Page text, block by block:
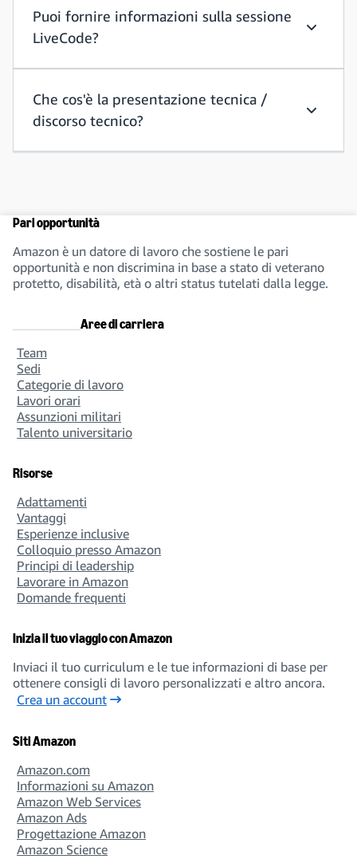
Puoi fornire informazioni sulla sessione
LiveCode?
Che cos'è la presentazione tecnica /
discorso tecnico?
Pari opportunità
Amazon è un datore di lavoro che sostiene le pari
opportunità e non discrimina in base a stato di veterano
protetto, disabilità, età o altri status tutelati dalla legge.
Aree di carriera
Team
Sedi
Categorie di lavoro
Lavori orari
Assunzioni militari
Talento universitario
Risorse
Adattamenti
Vantaggi
Esperienze inclusive
Colloquio presso Amazon
Principi di leadership
Lavorare in Amazon
Domande frequenti
Inizia il tuo viaggio con Amazon
Inviaci il tuo curriculum e le tue informazioni di base per
ottenere consigli di lavoro personalizzati e altro ancora.
Crea un account
Siti Amazon
Amazon.com
Informazioni su Amazon
Amazon Web Services
Amazon Ads
Progettazione Amazon
Amazon Science